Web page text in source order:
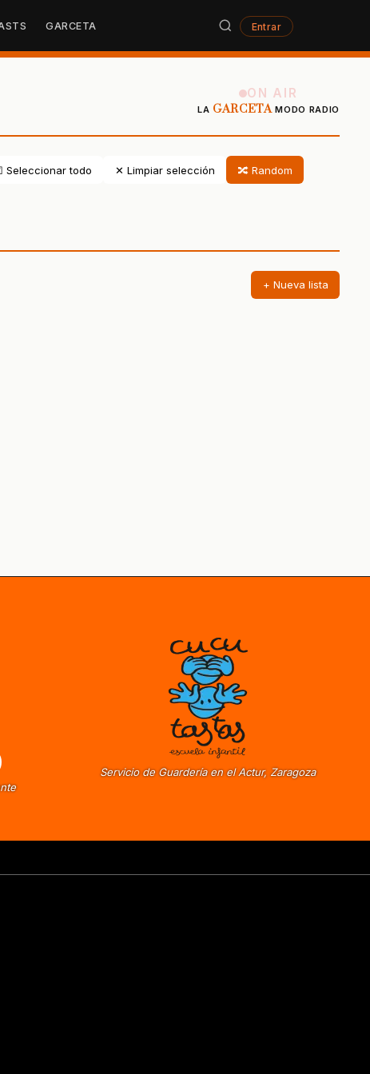
GARCETA Entrar
ON AIR
LA GARCETAMODO RADIO
Seleccionar todo ✕ Limpiar selección 🔀 Random
+ Nueva lista
Servicio de Guardería en el Actur, Zaragoza